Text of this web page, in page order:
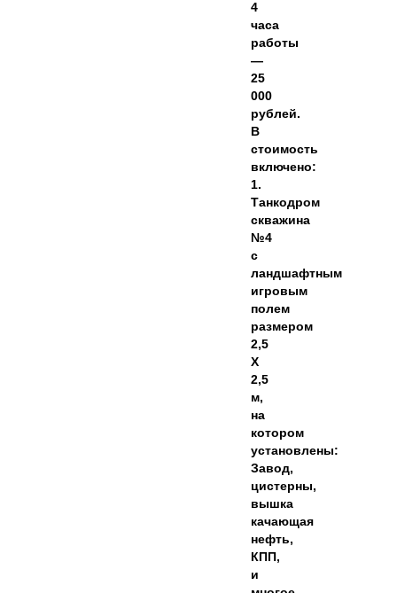
4
часа
работы
—
25
000
рублей.
В
стоимость
включено:
1.
Танкодром
скважина
№4
с
ландшафтным
игровым
полем
размером
2,5
X
2,5
м,
на
котором
установлены:
Завод,
цистерны,
вышка
качающая
нефть,
КПП,
и